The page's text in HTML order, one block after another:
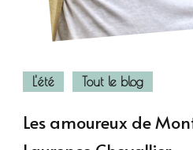
L'été Tout le blog
Les amoureux de